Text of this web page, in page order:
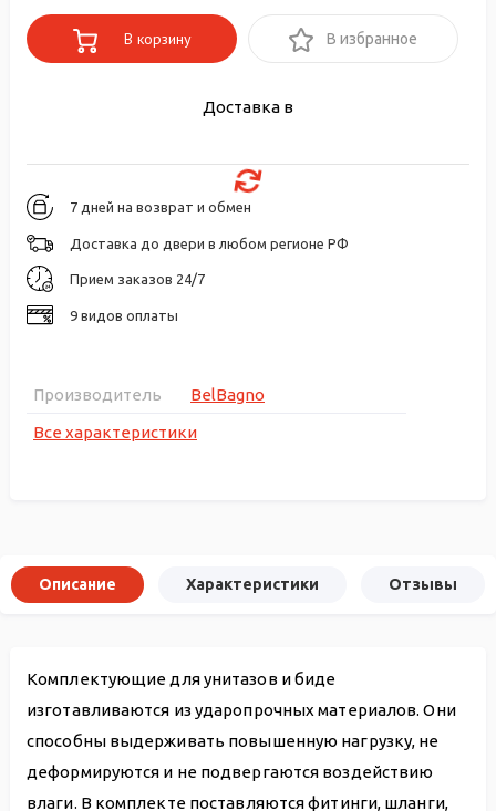
В корзину В избранное
Доставка в
7 дней на возврат и обмен
Доставка до двери в любом регионе РФ
Прием заказов 24/7
9 видов оплаты
Производитель
BelBagno
Все характеристики
Описание Характеристики Отзывы
Комплектующие для унитазов и биде
изготавливаются из ударопрочных материалов. Они
способны выдерживать повышенную нагрузку, не
деформируются и не подвергаются воздействию
влаги. В комплекте поставляются фитинги, шланги,